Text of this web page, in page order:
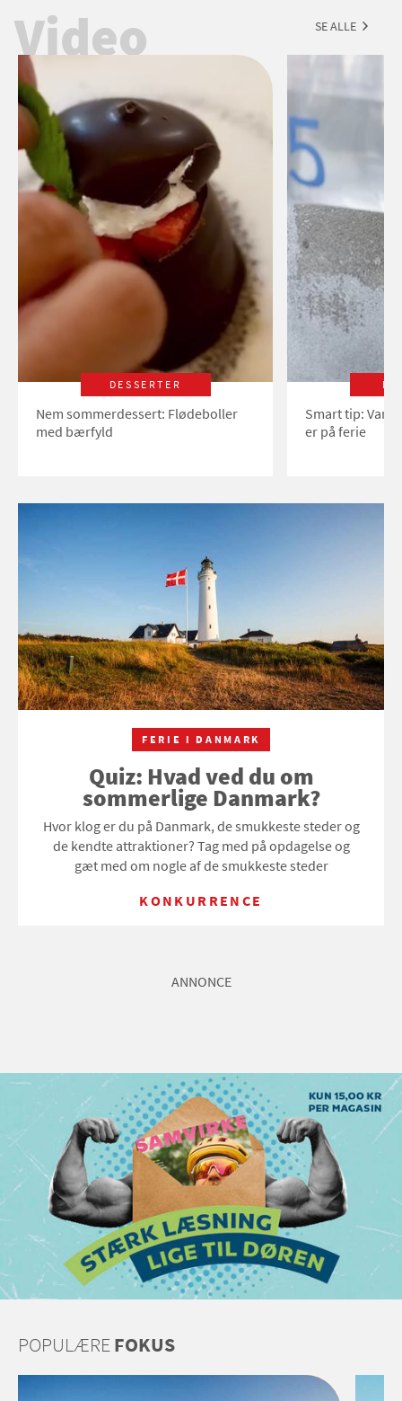
Video SE ALLE
DESSERTER
Nem sommerdessert: Flødeboller
med bærfyld
Smart tip:
er på ferie
FERIE I DANMARK
Quiz: Hvad ved du om
sommerlige Danmark?
Hvor klog er du på Danmark, de smukkeste steder og
de kendte attraktioner? Tag med på opdagelse og
gæt med om nogle af de smukkeste steder
KONKURRENCE
ANNONCE
POPULÆREFOKUS